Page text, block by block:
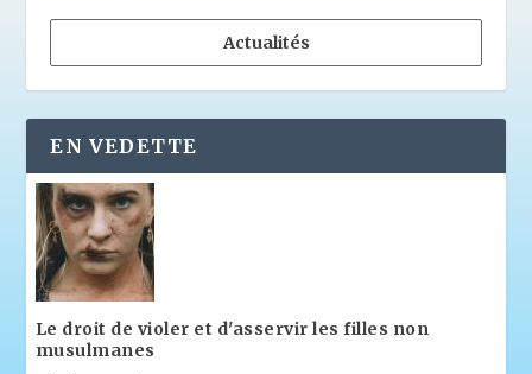
Actualités
EN VEDETTE
Le droit de violer et d'asservir les filles non
musulmanes